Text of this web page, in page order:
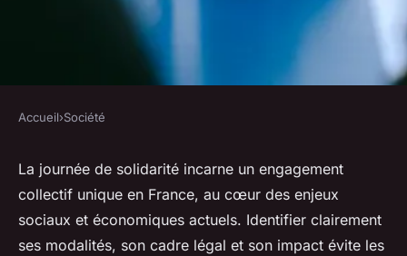
Participer à la journée de
solidarité : guide et enjeux
essentiels
Accueil›Société
La journée de solidarité incarne un engagement
collectif unique en France, au cœur des enjeux
sociaux et économiques actuels. Identifier clairement
ses modalités, son cadre légal et son impact évite les